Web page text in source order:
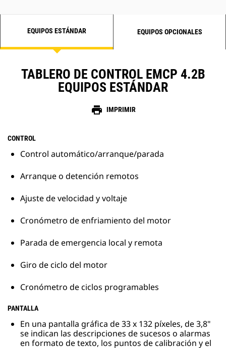
EQUIPOS ESTÁNDAR EQUIPOS OPCIONALES
TABLERO DE CONTROL EMCP 4.2B
EQUIPOS ESTÁNDAR
print IMPRIMIR
CONTROL
Control automático/arranque/parada
Arranque o detención remotos
Ajuste de velocidad y voltaje
Cronómetro de enfriamiento del motor
Parada de emergencia local y remota
Giro de ciclo del motor
Cronómetro de ciclos programables
PANTALLA
En una pantalla gráfica de 33 x 132 píxeles, de 3,8"
se indican las descripciones de sucesos o alarmas
en formato de texto, los puntos de calibración y el